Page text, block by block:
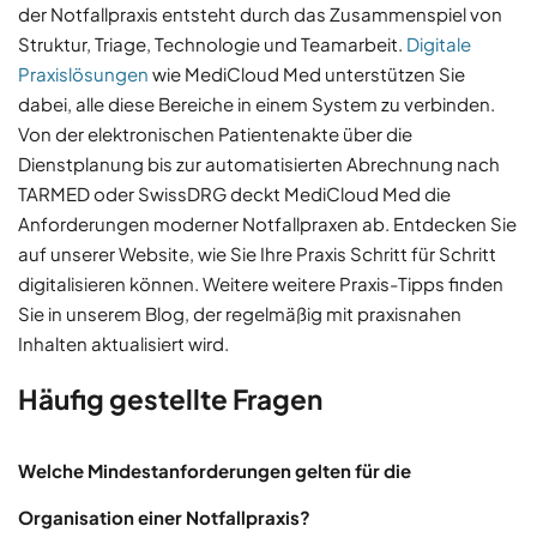
der Notfallpraxis entsteht durch das Zusammenspiel von
Struktur, Triage, Technologie und Teamarbeit. Digitale
Praxislösungen wie MediCloud Med unterstützen Sie
dabei, alle diese Bereiche in einem System zu verbinden.
Von der elektronischen Patientenakte über die
Dienstplanung bis zur automatisierten Abrechnung nach
TARMED oder SwissDRG deckt MediCloud Med die
Anforderungen moderner Notfallpraxen ab. Entdecken Sie
auf unserer Website, wie Sie Ihre Praxis Schritt für Schritt
digitalisieren können. Weitere weitere Praxis-Tipps finden
Sie in unserem Blog, der regelmäßig mit praxisnahen
Inhalten aktualisiert wird.
Häufig gestellte Fragen
Welche Mindestanforderungen gelten für die
Organisation einer Notfallpraxis?